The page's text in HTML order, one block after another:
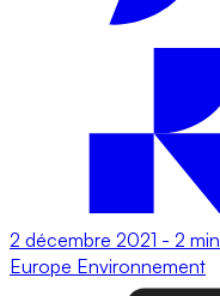
2 décembre 2021 - 2 min
Europe Environnement